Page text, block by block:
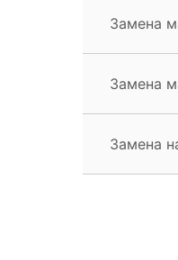
Замена
Замена
Замена